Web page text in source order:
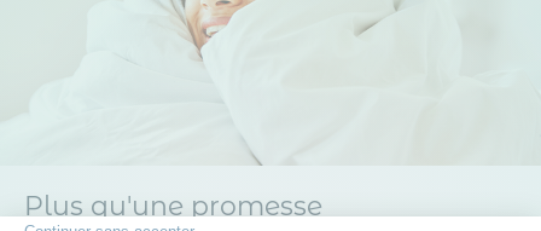
Plus qu'une promesse